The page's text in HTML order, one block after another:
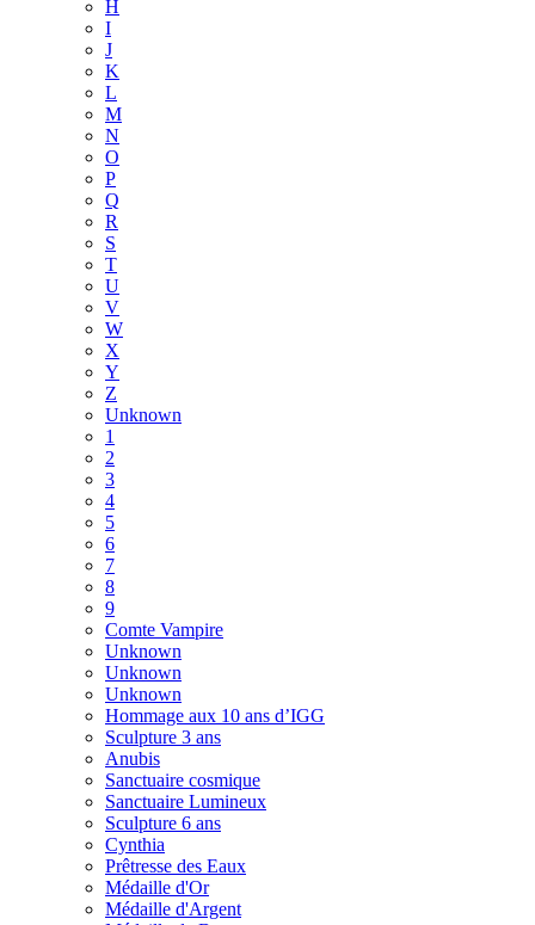
H
I
J
K
L
M
N
O
P
Q
R
S
T
U
V
W
X
Y
Z
Unknown
1
2
3
4
5
6
7
8
9
Comte Vampire
Unknown
Unknown
Unknown
Hommage aux 10 ans d’IGG
Sculpture 3 ans
Anubis
Sanctuaire cosmique
Sanctuaire Lumineux
Sculpture 6 ans
Cynthia
Prêtresse des Eaux
Médaille d'Or
Médaille d'Argent